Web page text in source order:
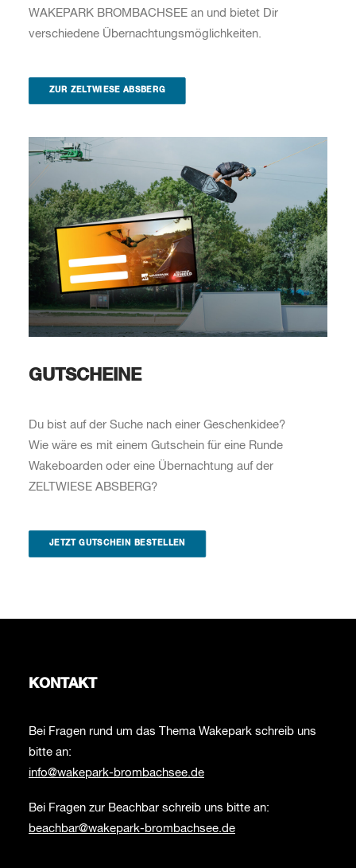
WAKEPARK BROMBACHSEE an und bietet Dir
verschiedene Übernachtungsmöglichkeiten.
ZUR ZELTWIESE ABSBERG
GUTSCHEINE
Du bist auf der Suche nach einer Geschenkidee?
Wie wäre es mit einem Gutschein für eine Runde
Wakeboarden oder eine Übernachtung auf der
ZELTWIESE ABSBERG?
JETZT GUTSCHEIN BESTELLEN
KONTAKT
Bei Fragen rund um das Thema Wakepark schreib uns
bitte an:
info@wakepark-brombachsee.de
Bei Fragen zur Beachbar schreib uns bitte an:
beachbar@wakepark-brombachsee.de